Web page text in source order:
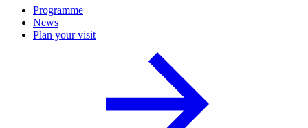
Programme
News
Plan your visit